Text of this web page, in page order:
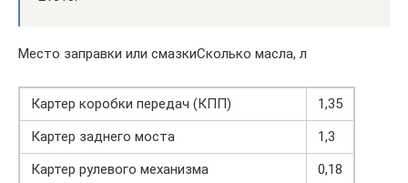
Место заправки или смазкиСколько масла, л
Картер коробки передач (КПП)
1,35
Картер заднего моста
1,3
Картер рулевого механизма
0,18